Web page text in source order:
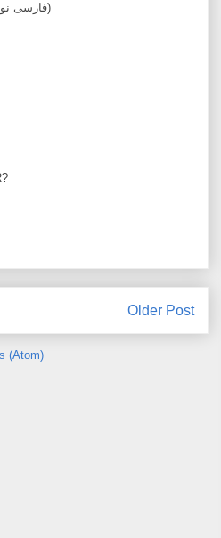
(فارسی نوشتن تمام متن به علت عدم بهم خوردگیست، شرمنده)
Older Post
(Atom)